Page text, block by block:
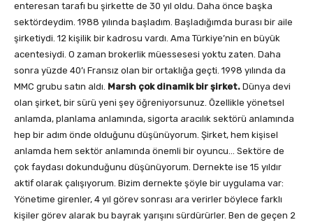
enteresan tarafı bu şirkette de 30 yıl oldu. Daha önce başka
sektördeydim. 1988 yılında başladım. Başladığımda burası bir aile
şirketiydi. 12 kişilik bir kadrosu vardı. Ama Türkiye’nin en büyük
acentesiydi. O zaman brokerlik müessesesi yoktu zaten. Daha
sonra yüzde 40’ı Fransız olan bir ortaklığa geçti. 1998 yılında da
MMC grubu satın aldı. Marsh çok dinamik bir şirket. Dünya devi
olan şirket, bir sürü yeni şey öğreniyorsunuz. Özellikle yönetsel
anlamda, planlama anlamında, sigorta aracılık sektörü anlamında
hep bir adım önde olduğunu düşünüyorum. Şirket, hem kişisel
anlamda hem sektör anlamında önemli bir oyuncu… Sektöre de
çok faydası dokunduğunu düşünüyorum. Dernekte ise 15 yıldır
aktif olarak çalışıyorum. Bizim dernekte şöyle bir uygulama var:
Yönetime girenler, 4 yıl görev sonrası ara verirler böylece farklı
kişiler görev alarak bu bayrak yarışını sürdürürler. Ben de geçen 2